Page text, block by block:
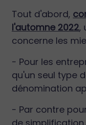
Tout d'abord,
l'automne 2022,
concerne les
- Pour les
qu'un seul type
dénomination
- Par contre